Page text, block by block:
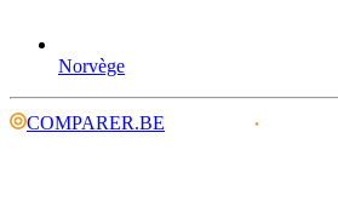
Norvège
COMPARER.BE